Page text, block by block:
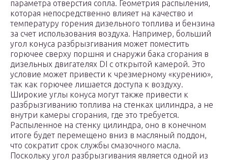
параметра отверстия сопла. Геометрия распыления,
которая непосредственно влияет на качество и
температуру горения дизельного топлива и бензина
за счет использования воздуха. Например, больший
угол конуса разбрызгивания может поместить
горючее сверху поршня и снаружи бака сгорания в
дизельных двигателях DI с открытой камерой. Это
условие может привести к чрезмерному «курению»,
так как горючее лишается доступа к воздуху.
Широкие углы конуса могут также привести к
разбрызгиванию топлива на стенках цилиндра, а не
внутри камеры сгорания, где это требуется.
Распыленное на стенку цилиндра, оно в конечном
итоге будет перемещено вниз в масляный поддон,
что сократит срок службы смазочного масла.
Поскольку угол разбрызгивания является одной из